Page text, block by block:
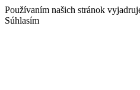
Používaním našich stránok
Súhlasím